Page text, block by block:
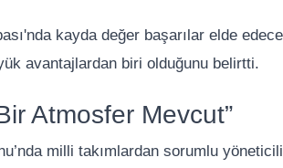
kayda değer başarılar elde
avantajlardan biri olduğunu belirtti.
Atmosfer Mevcut”
milli takımlardan sorumlu